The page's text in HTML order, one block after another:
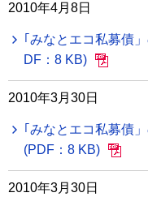
2010年4月8日
｢みなとエコ私募債
DF：8 KB)
2010年3月30日
｢みなとエコ私募債
(PDF：8 KB)
2010年3月30日